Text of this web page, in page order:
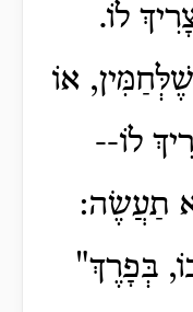
לוֹ.
אוֹ
לוֹ--
תַעֲשֶׂה:
בְּפָרֶךְ"